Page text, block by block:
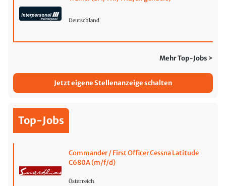
Deutschland
Mehr Top-Jobs >
Jetzt eigene Stellenanzeige schalten
Top-Jobs
Commander / First Officer Cessna Latitude
C680A (m/f/d)
Österreich